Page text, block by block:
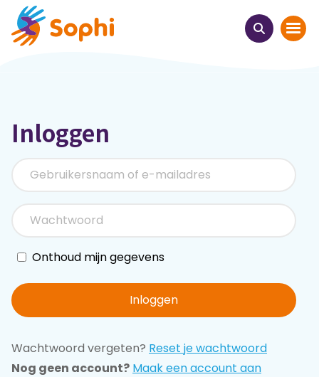
Thema's
Uit het hart
E-learnings
Themabijeenkomsten
Praat mee
Inloggen
Onthoud mijn gegevens
Inloggen
Wachtwoord vergeten? Reset je wachtwoord
Nog geen account? Maak een account aan